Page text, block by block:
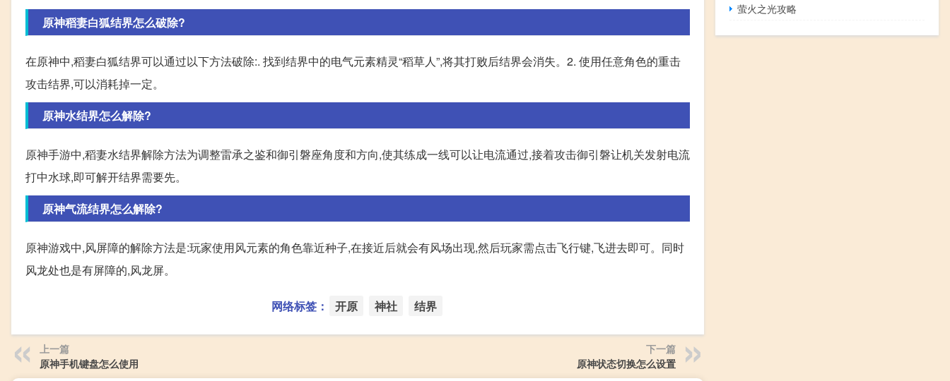
原神稻妻白狐结界怎么破除?
在原神中,稻妻白狐结界可以通过以下方法破除:. 找到结界中的电气元素精灵“稻草人”,将其打败后结界会消失。2. 使用任意角色的重击
攻击结界,可以消耗掉一定。
原神水结界怎么解除?
原神手游中,稻妻水结界解除方法为调整雷承之鉴和御引磐座角度和方向,使其练成一线可以让电流通过,接着攻击御引磐让机关发射电流
打中水球,即可解开结界需要先。
原神气流结界怎么解除?
原神游戏中,风屏障的解除方法是:玩家使用风元素的角色靠近种子,在接近后就会有风场出现,然后玩家需点击飞行键,飞进去即可。同时
风龙处也是有屏障的,风龙屏。
网络标签： 开原 神社 结界
上一篇
原神手机键盘怎么使用
下一篇
原神状态切换怎么设置
萤火之光攻略